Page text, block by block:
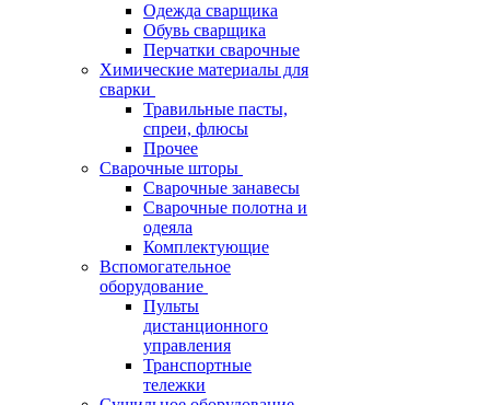
Одежда сварщика
Обувь сварщика
Перчатки сварочные
Химические материалы для
сварки
Травильные пасты,
спреи, флюсы
Прочее
Сварочные шторы
Сварочные занавесы
Сварочные полотна и
одеяла
Комплектующие
Вспомогательное
оборудование
Пульты
дистанционного
управления
Транспортные
тележки